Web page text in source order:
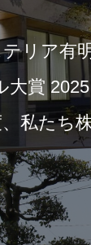
リア有
大賞
私たち